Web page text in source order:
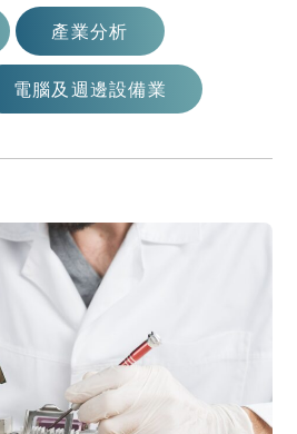
產業分析
電腦及週邊設備業